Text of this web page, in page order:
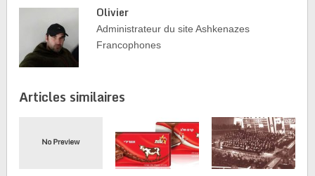
Olivier
Administrateur du site Ashkenazes
Francophones
Articles similaires